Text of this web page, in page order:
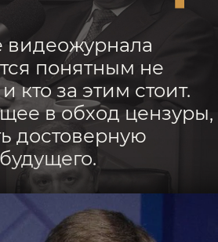
видеожурнала
понятным не
кто за этим стоит.
в обход цензуры,
достоверную